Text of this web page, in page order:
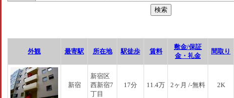
外観 最寄駅 所在地 駅徒歩 賃料
敷金/保証
金・礼金
間取り
新宿
新宿区
西新宿7
丁目
17分 11.4万 2ヶ月 /-無料 2K